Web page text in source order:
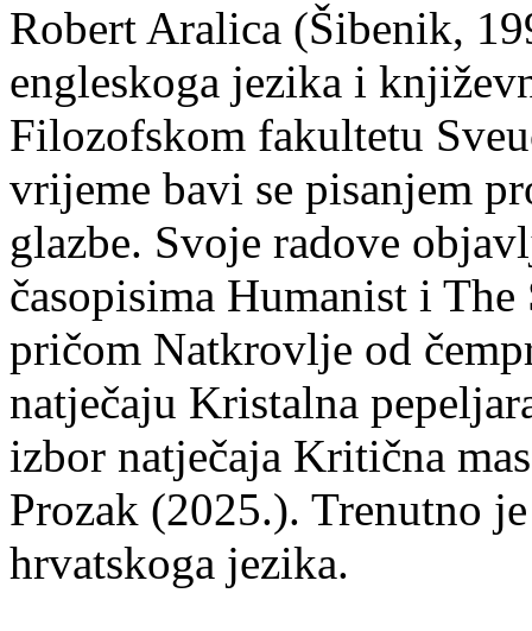
Robert Aralica (Šibenik,
engleskoga jezika i
Filozofskom fakultetu
vrijeme bavi se pisanjem
glazbe. Svoje radove
časopisima Humanist i
pričom Natkrovlje od
natječaju Kristalna
izbor natječaja Kritična
Prozak (2025.). Trenutno
hrvatskoga jezika.